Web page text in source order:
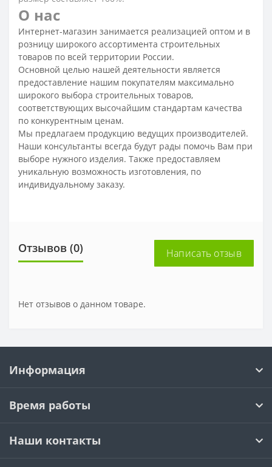
О нас
Интернет-магазин занимается реализацией оптом и в
розницу широкого ассортимента строительных
товаров по всей территории России.
Основной целью нашей деятельности является
предоставление нашим покупателям максимально
широкого выбора строительных товаров,
соответствующих высочайшим стандартам качества
по конкурентным ценам.
Мы предлагаем продукцию ведущих производителей.
Наши консультанты всегда будут рады помочь Вам при
выборе нужного изделия. Также предоставляем
уникальную возможность изготовления, по
индивидуальному заказу.
Отзывов (0) Написать отзыв
Нет отзывов о данном товаре.
Информация
Время работы
Наши контакты